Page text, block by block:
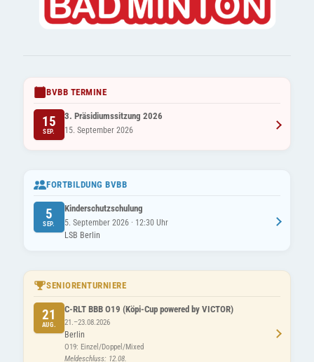
BVBB TERMINE
15
SEP.
3. Präsidiumssitzung 2026
15. September 2026
FORTBILDUNG BVBB
5
SEP.
Kinderschutzschulung
5. September 2026 · 12:30 Uhr
LSB Berlin
SENIORENTURNIERE
21
AUG.
C-RLT BBB O19 (Köpi-Cup powered by VICTOR)
21.–23.08.2026
Berlin
O19: Einzel/Doppel/Mixed
Meldeschluss: 12.08.